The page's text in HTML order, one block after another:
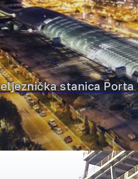
stanica Porta